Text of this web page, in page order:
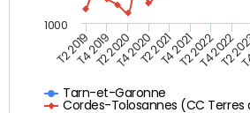
Tarn-et-Garonne
Cordes-Tolosannes (CC Terres
T2 2019T4 2019T2 2020T4 2020T2 2021T4 2021T2 2022T4 2022
T2
1000